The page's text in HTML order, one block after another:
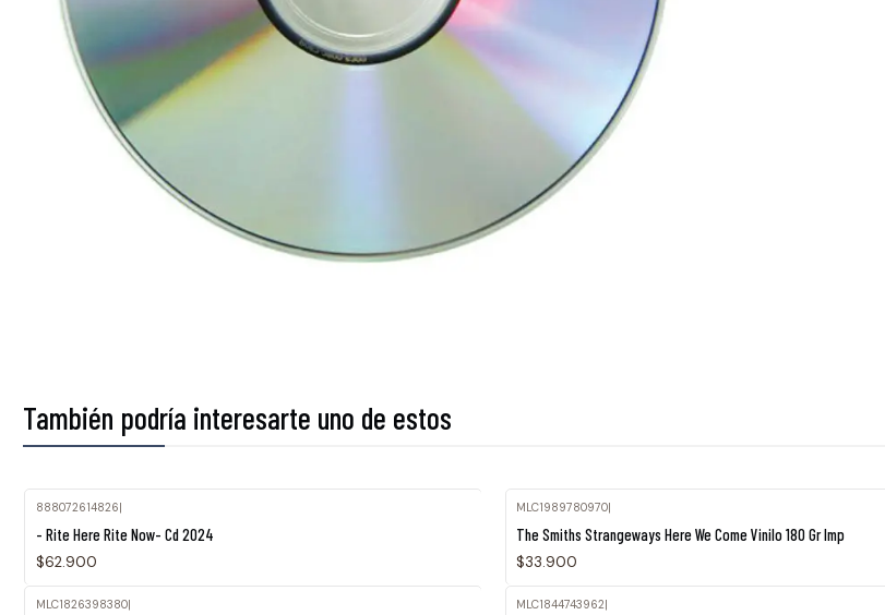
También podría interesarte uno de estos
888072614826|
- Rite Here Rite Now- Cd 2024
$62.900
MLC1989780970|
The Smiths Strangeways Here We Come Vinilo 180 Gr Imp
$33.900
MLC1826398380| MLC1844743962|